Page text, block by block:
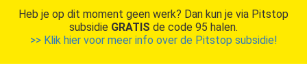
Heb je op dit moment geen werk? Dan kun je via Pitstop
subsidie GRATIS de code 95 halen.
>> Klik hier voor meer info over de Pitstop subsidie!